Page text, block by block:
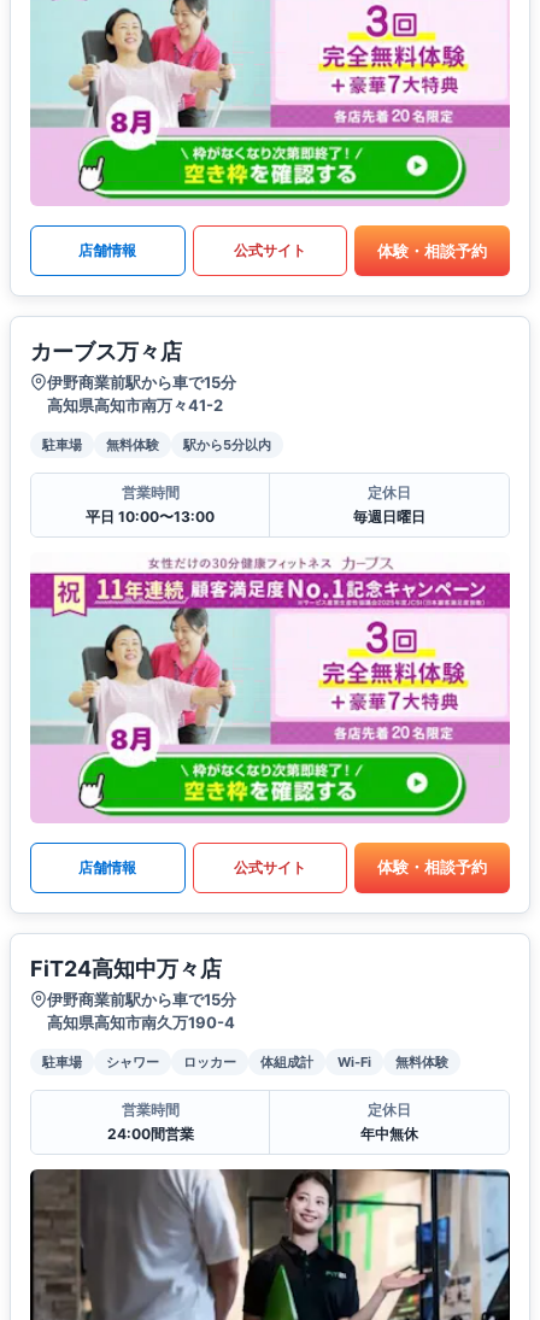
店舗情報 公式サイト 体験・相談予約
カーブス万々店
伊野商業前駅から車で15分
高知県高知市南万々41-2
駐車場 無料体験 駅から5分以内
営業時間
平日 10:00〜13:00
定休日
毎週日曜日
店舗情報 公式サイト 体験・相談予約
FiT24高知中万々店
伊野商業前駅から車で15分
高知県高知市南久万190-4
駐車場 シャワー ロッカー 体組成計 Wi-Fi 無料体験
営業時間
24:00間営業
定休日
年中無休